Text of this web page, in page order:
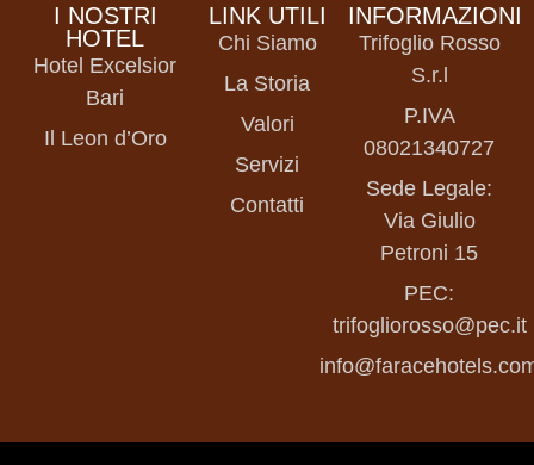
I NOSTRI
HOTEL
Hotel Excelsior
Bari
Il Leon d’Oro
LINK UTILI
Chi Siamo
La Storia
Valori
Servizi
Contatti
INFORMAZIONI
Trifoglio Rosso
S.r.l
P.IVA
08021340727
Sede Legale:
Via Giulio
Petroni 15
PEC:
trifogliorosso@pec.it